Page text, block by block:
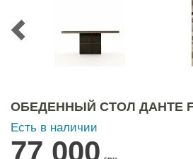
ОБЕДЕННЫЙ СТОЛ ДАНТЕ
Есть в наличии
77 000